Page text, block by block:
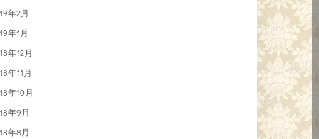
年2月
年1月
年12月
年11月
年10月
年9月
年8月